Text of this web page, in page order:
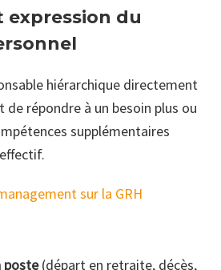
expression du
hiérarchique directement
de répondre à un besoin plus ou
supplémentaires
sur la GRH
poste(départ en retraite, décès,